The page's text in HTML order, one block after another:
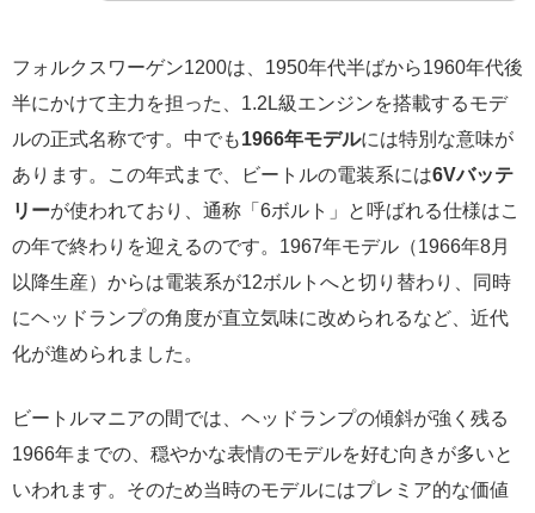
フォルクスワーゲン1200は、1950年代半ばから1960年代後
半にかけて主力を担った、1.2L級エンジンを搭載するモデ
ルの正式名称です。中でも1966年モデルには特別な意味が
あります。この年式まで、ビートルの電装系には6Vバッテ
リーが使われており、通称「6ボルト」と呼ばれる仕様はこ
の年で終わりを迎えるのです。1967年モデル（1966年8月
以降生産）からは電装系が12ボルトへと切り替わり、同時
にヘッドランプの角度が直立気味に改められるなど、近代
化が進められました。
ビートルマニアの間では、ヘッドランプの傾斜が強く残る
1966年までの、穏やかな表情のモデルを好む向きが多いと
いわれます。そのため当時のモデルにはプレミア的な価値